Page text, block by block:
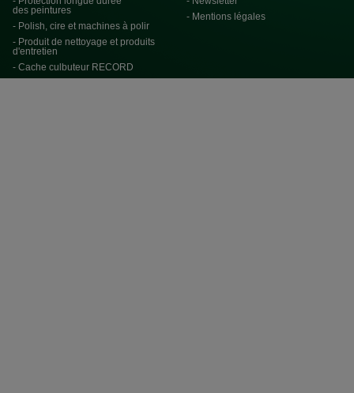
des peintures
- Polish, cire et machines à polir
- Produit de nettoyage et produits
d'entretien
- Cache culbuteur RECORD
- Mentions légales